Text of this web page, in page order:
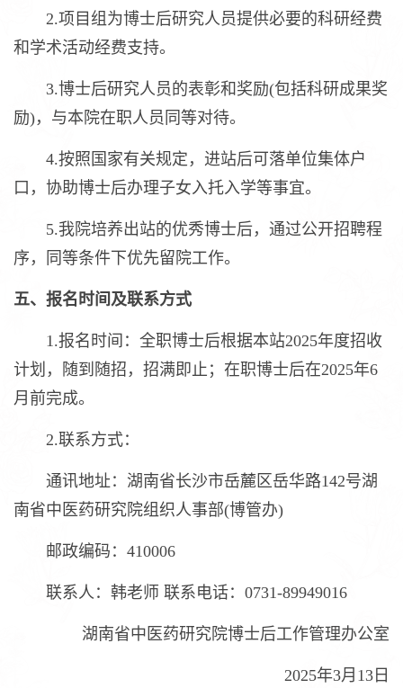
2.项目组为博士后研究人员提供必要的科研经费
和学术活动经费支持。
3.博士后研究人员的表彰和奖励(包括科研成果奖
励)，与本院在职人员同等对待。
4.按照国家有关规定，进站后可落单位集体户
口，协助博士后办理子女入托入学等事宜。
5.我院培养出站的优秀博士后，通过公开招聘程
序，同等条件下优先留院工作。
五、报名时间及联系方式
1.报名时间：全职博士后根据本站2025年度招收
计划，随到随招，招满即止；在职博士后在2025年6
月前完成。
2.联系方式：
通讯地址：湖南省长沙市岳麓区岳华路142号湖
南省中医药研究院组织人事部(博管办)
邮政编码：410006
联系人：韩老师 联系电话：0731-89949016
湖南省中医药研究院博士后工作管理办公室
2025年3月13日